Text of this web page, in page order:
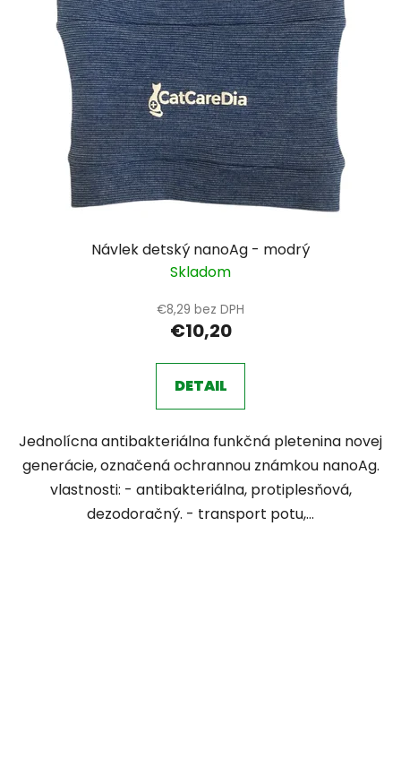
Návlek detský nanoAg - modrý
Skladom
€8,29 bez DPH
€10,20
DETAIL
Jednolícna antibakteriálna funkčná pletenina novej
generácie, označená ochrannou známkou nanoAg.
vlastnosti: - antibakteriálna, protiplesňová,
dezodoračný. - transport potu,...